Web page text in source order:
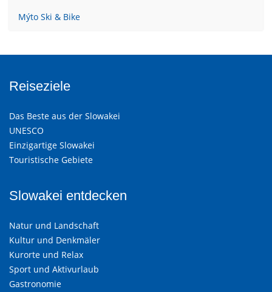
Mýto Ski & Bike
Reiseziele
Das Beste aus der Slowakei
UNESCO
Einzigartige Slowakei
Touristische Gebiete
Slowakei entdecken
Natur und Landschaft
Kultur und Denkmäler
Kurorte und Relax
Sport und Aktivurlaub
Gastronomie